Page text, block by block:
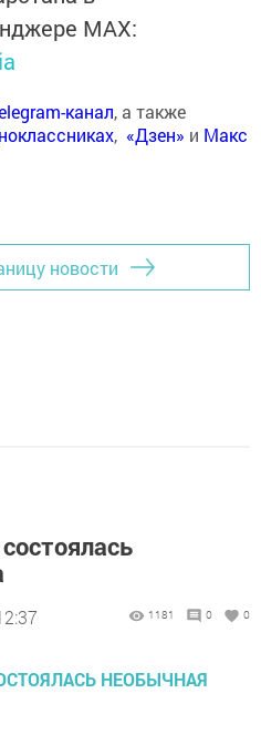
MАХ:
канал, а также
, «Дзен» и Макс
новости
1181 0 0